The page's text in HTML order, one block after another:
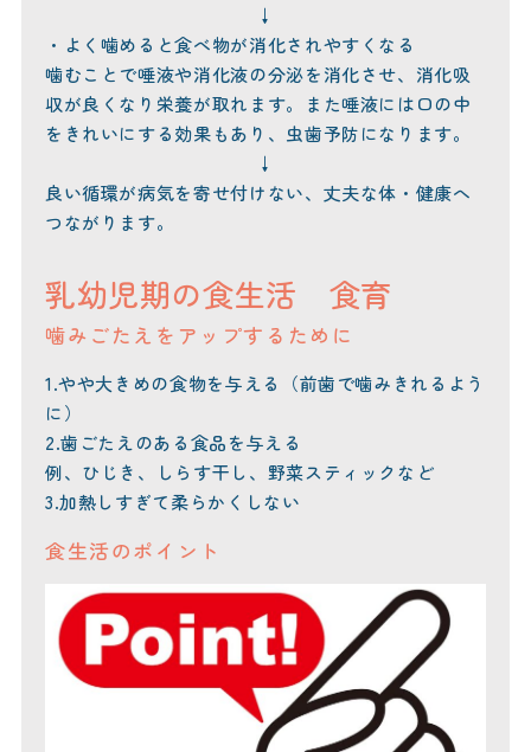
↓
・よく噛めると食べ物が消化されやすくなる
噛むことで唾液や消化液の分泌を消化させ、消化吸
収が良くなり栄養が取れます。また唾液には口の中
をきれいにする効果もあり、虫歯予防になります。
↓
良い循環が病気を寄せ付けない、丈夫な体・健康へ
つながります。
乳幼児期の食生活 食育
噛みごたえをアップするために
1.やや大きめの食物を与える（前歯で噛みきれるよう
に）
2.歯ごたえのある食品を与える
例、ひじき、しらす干し、野菜スティックなど
3.加熱しすぎて柔らかくしない
食生活のポイント